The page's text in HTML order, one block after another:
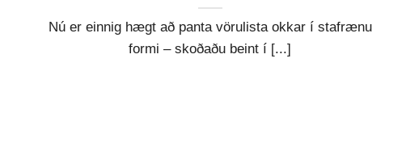
Nú er einnig hægt að panta vörulista okkar í stafrænu
formi – skoðaðu beint í [...]